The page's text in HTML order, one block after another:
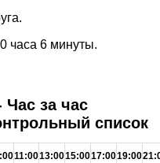
часа 6 минуты.
Час за час
список
11:0013:0015:0017:0019:00